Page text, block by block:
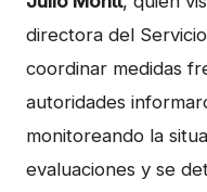
directora del
coordinar medidas
autoridades
monitoreando la
evaluaciones y se